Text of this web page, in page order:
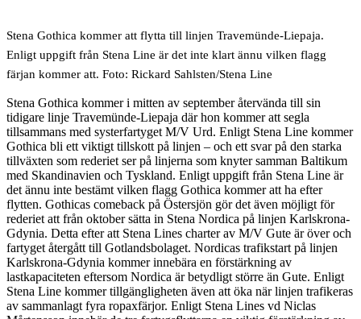
Stena Gothica kommer att flytta till linjen Travemünde-Liepaja.
Enligt uppgift från Stena Line är det inte klart ännu vilken flagg
färjan kommer att. Foto: Rickard Sahlsten/Stena Line
Stena Gothica kommer i mitten av september återvända till sin
tidigare linje Travemünde-Liepaja där hon kommer att segla
tillsammans med systerfartyget M/V Urd. Enligt Stena Line kommer
Gothica bli ett viktigt tillskott på linjen – och ett svar på den starka
tillväxten som rederiet ser på linjerna som knyter samman Baltikum
med Skandinavien och Tyskland. Enligt uppgift från Stena Line är
det ännu inte bestämt vilken flagg Gothica kommer att ha efter
flytten. Gothicas comeback på Östersjön gör det även möjligt för
rederiet att från oktober sätta in Stena Nordica på linjen Karlskrona-
Gdynia. Detta efter att Stena Lines charter av M/V Gute är över och
fartyget återgått till Gotlandsbolaget. Nordicas trafikstart på linjen
Karlskrona-Gdynia kommer innebära en förstärkning av
lastkapaciteten eftersom Nordica är betydligt större än Gute. Enligt
Stena Line kommer tillgängligheten även att öka när linjen trafikeras
av sammanlagt fyra ropaxfärjor. Enligt Stena Lines vd Niclas